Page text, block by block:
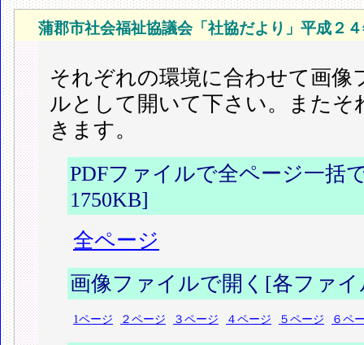
蒲郡市社会福祉協議会「社協だより」平成２
それぞれの環境に合わせて画像
ルとして開いて下さい。またそ
きます。
PDFファイルで全ページ一括
1750KB]
全ページ
画像ファイルで開く[各ファ
1ページ ２ページ ３ページ ４ページ ５ページ ６ペ